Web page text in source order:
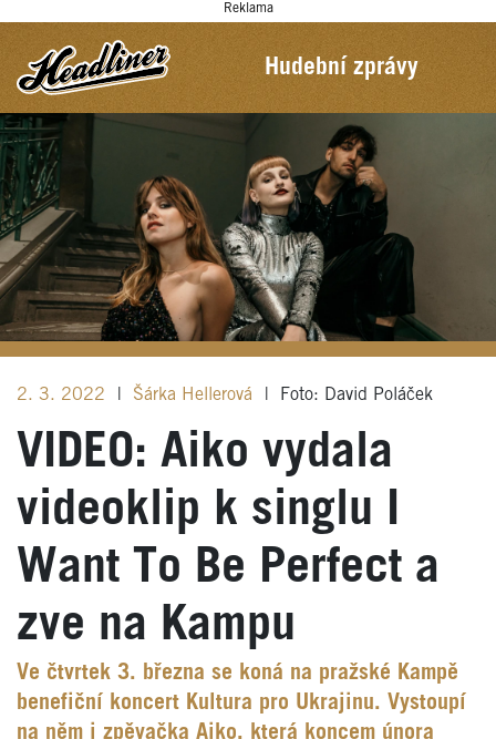
Reklama
Hudební zprávy
2. 3. 2022 Šárka Hellerová Foto: David Poláček
VIDEO: Aiko vydala
videoklip k singlu I
Want To Be Perfect a
zve na Kampu
Ve čtvrtek 3. března se koná na pražské Kampě
benefiční koncert Kultura pro Ukrajinu. Vystoupí
na něm i zpěvačka Aiko, která koncem února